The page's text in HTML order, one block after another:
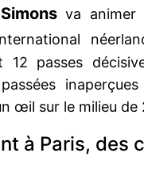
va animer
12 passes
œil sur le milieu de
à Paris, des